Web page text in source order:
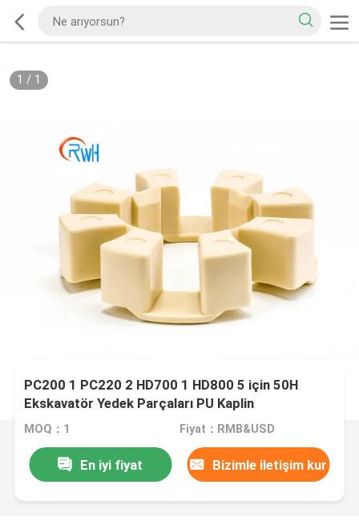
1 / 1
PC200 1 PC220 2 HD700 1 HD800 5 için 50H
Ekskavatör Yedek Parçaları PU Kaplin
MOQ：1 Fiyat：RMB&USD
En iyi fiyat Bizimle iletişim kur